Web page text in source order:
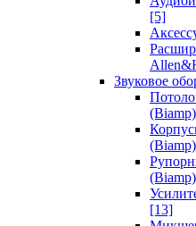
[5]
Звуковое
(Biamp)
(Biamp)
(Biamp)
[13]